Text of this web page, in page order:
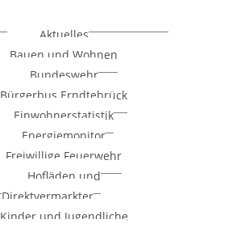
Aktuelles
Bauen und Wohnen
Bundeswehr
Bürgerbus Erndtebrück
Einwohnerstatistik
Energiemonitor
Freiwillige Feuerwehr
Hofläden und
Direktvermarkter
Kinder und Jugendliche